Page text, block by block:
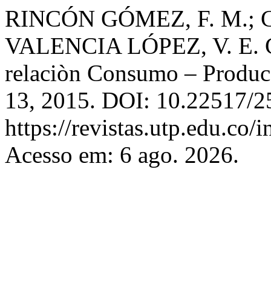
RINCÓN GÓMEZ, F. M.;
VALENCIA LÓPEZ, V. E.
relaciòn Consumo –
13, 2015. DOI: 10.22517/
https://revistas.utp.edu.co/
Acesso em: 6 ago. 2026.